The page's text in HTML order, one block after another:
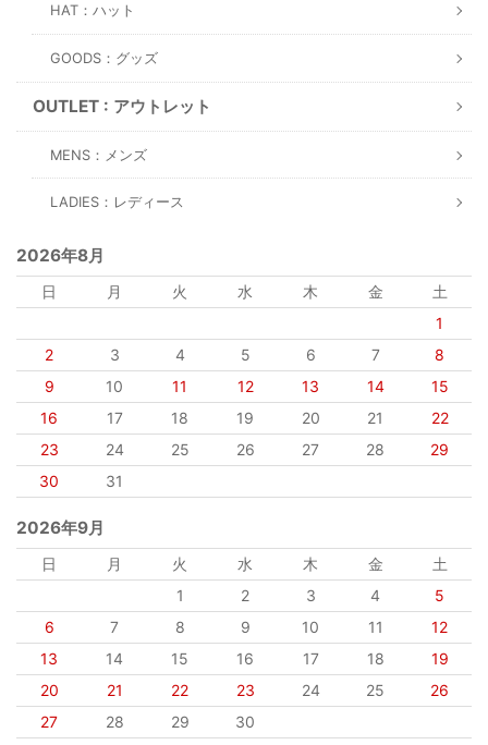
HAT：ハット
GOODS：グッズ
OUTLET : アウトレット
MENS：メンズ
LADIES：レディース
2026年8月
日 月 火 水 木 金
土
1
2
3 4 5 6 7
8
9
10 11 12 13 14
15
16
17 18 19 20 21
22
23
24 25 26 27 28
29
30
31
2026年9月
日 月 火 水 木 金
土
1
2 3 4
5
6
7 8 9 10 11
12
13
14 15 16 17 18
19
20
21 22 23 24 25
26
27
28 29 30